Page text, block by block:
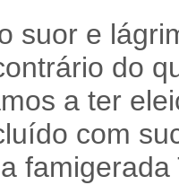
suor e
do
a ter
com